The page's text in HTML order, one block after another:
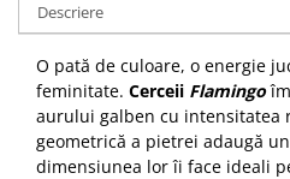
Descriere
O pată de culoare, o energie
feminitate. Cerceii Flamingo
aurului galben cu intensitatea
geometrică a pietrei adaugă
dimensiunea lor îi face ideali